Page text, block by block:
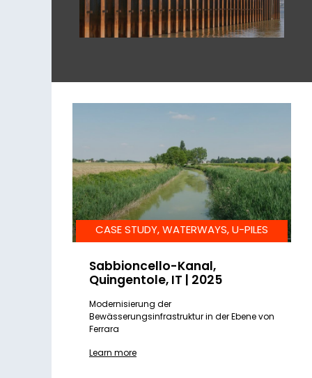
CASE STUDY, WATERWAYS, U-PILES
Sabbioncello-Kanal,
Quingentole, IT | 2025
Modernisierung der
Bewässerungsinfrastruktur in der Ebene von
Ferrara
Learn more